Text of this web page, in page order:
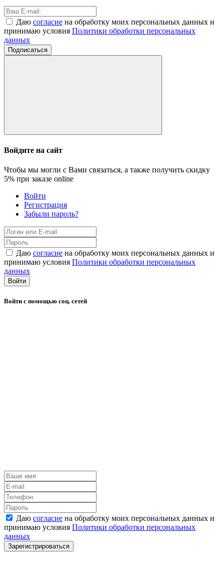
Даю согласие на обработку моих персональных данных и
принимаю условия Политики обработки персональных
данных
Подписаться
Войдите на сайт
Чтобы мы могли с Вами связаться, а также получить скидку
5% при заказе online
Войти
Регистрация
Забыли пароль?
Даю согласие на обработку моих персональных данных и
принимаю условия Политики обработки персональных
данных
Войти
Войти с помощью соц. сетей
Даю согласие на обработку моих персональных данных и
принимаю условия Политики обработки персональных
данных
Зарегистрироваться